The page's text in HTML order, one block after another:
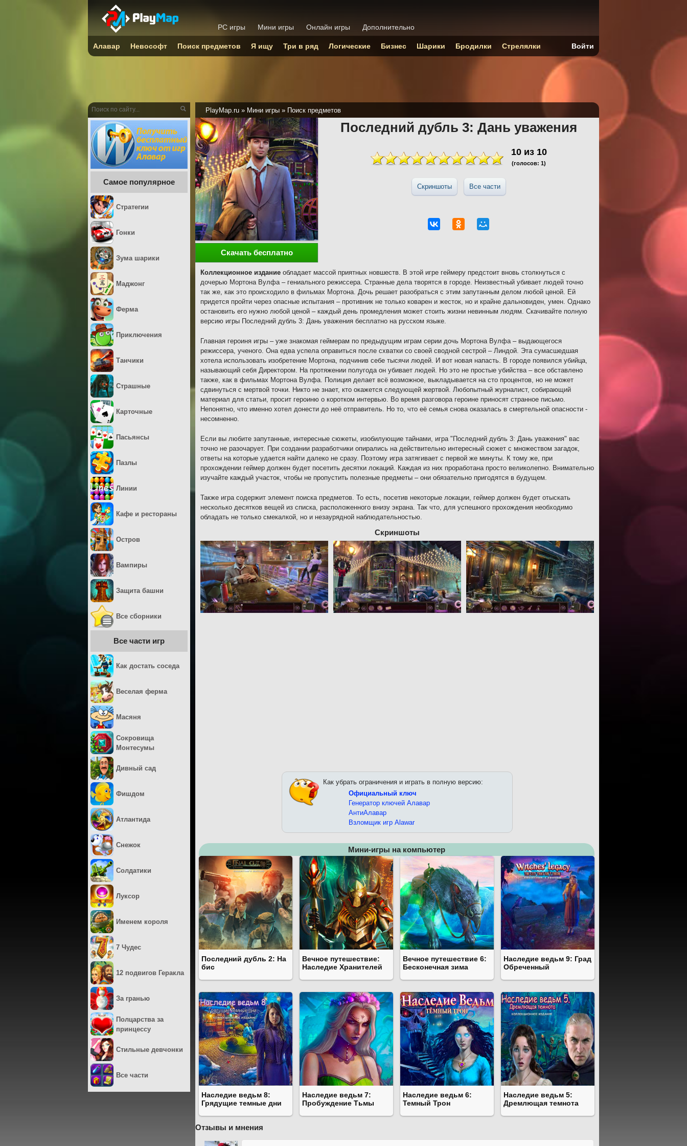
PlayMap.ru » Мини игры » Поиск предметов
Последний дубль 3: Дань уважения
10из 10
(голосов: 1)
Скриншоты Все части
Скачать бесплатно
Коллекционное издание обладает массой приятных новшеств. В этой игре геймеру предстоит вновь столкнуться с
дочерью Мортона Вулфа – гениального режиссера. Странные дела творятся в городе. Неизвестный убивает людей точно
так же, как это происходило в фильмах Мортона. Дочь решает разобраться с этим запутанным делом любой ценой. Ей
придется пройти через опасные испытания – противник не только коварен и жесток, но и крайне дальновиден, умен. Однако
остановить его нужно любой ценой – каждый день промедления может стоить жизни невинным людям. Скачивайте полную
версию игры Последний дубль 3: Дань уважения бесплатно на русском языке.
Главная героиня игры – уже знакомая геймерам по предыдущим играм серии дочь Мортона Вулфа – выдающегося
режиссера, ученого. Она едва успела оправиться после схватки со своей сводной сестрой – Линдой. Эта сумасшедшая
хотела использовать изобретение Мортона, подчинив себе тысячи людей. И вот новая напасть. В городе появился убийца,
называющий себя Директором. На протяжении полугода он убивает людей. Но это не простые убийства – все обставлено
также, как в фильмах Мортона Вулфа. Полиция делает всё возможное, выкладывается на сто процентов, но не может
сдвинуться с мертвой точки. Никто не знает, кто окажется следующей жертвой. Любопытный журналист, собирающий
материал для статьи, просит героиню о коротком интервью. Во время разговора героине приносят странное письмо.
Непонятно, что именно хотел донести до неё отправитель. Но то, что её семья снова оказалась в смертельной опасности -
несомненно.
Если вы любите запутанные, интересные сюжеты, изобилующие тайнами, игра "Последний дубль 3: Дань уважения" вас
точно не разочарует. При создании разработчики опирались на действительно интересный сюжет с множеством загадок,
ответы на которые удается найти далеко не сразу. Поэтому игра затягивает с первой же минуты. К тому же, при
прохождении геймер должен будет посетить десятки локаций. Каждая из них проработана просто великолепно. Внимательно
изучайте каждый участок, чтобы не пропустить полезные предметы – они обязательно пригодятся в будущем.
Также игра содержит элемент поиска предметов. То есть, посетив некоторые локации, геймер должен будет отыскать
несколько десятков вещей из списка, расположенного внизу экрана. Так что, для успешного прохождения необходимо
обладать не только смекалкой, но и незаурядной наблюдательностью.
Скриншоты
Как убрать ограничения и играть в полную версию:
Официальный ключ
Генератор ключей Алавар
АнтиАлавар
Взломщик игр Alawar
Мини-игры на компьютер
Последний дубль 2: На
бис
Вечное путешествие:
Наследие Хранителей
Вечное путешествие 6:
Бесконечная зима
Наследие ведьм 9: Град
Обреченный
Наследие ведьм 8:
Грядущие темные дни
Наследие ведьм 7:
Пробуждение Тьмы
Наследие ведьм 6:
Темный Трон
Наследие ведьм 5:
Дремлющая темнота
Отзывы и мнения
Самое популярное
Стратегии
Гонки
Зума шарики
Маджонг
Ферма
Приключения
Танчики
Страшные
Карточные
Пасьянсы
Пазлы
Линии
Кафе и рестораны
Остров
Вампиры
Защита башни
Все сборники
Все части игр
Как достать соседа
Веселая ферма
Масяня
Сокровища
Монтесумы
Дивный сад
Фишдом
Атлантида
Снежок
Солдатики
Луксор
Именем короля
7 Чудес
12 подвигов Геракла
За гранью
Полцарства за
принцессу
Стильные девчонки
Все части
PC игры Мини игры Онлайн игры Дополнительно
Алавар Невософт Поиск предметов Я ищу Три в ряд Логические Бизнес Шарики Бродилки Стрелялки Войти